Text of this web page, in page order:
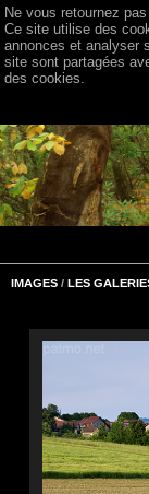
IMAGES / LES
Ne vous retournez
Ce site utilise des
annonces et analyser
site sont partagées
des cookies.